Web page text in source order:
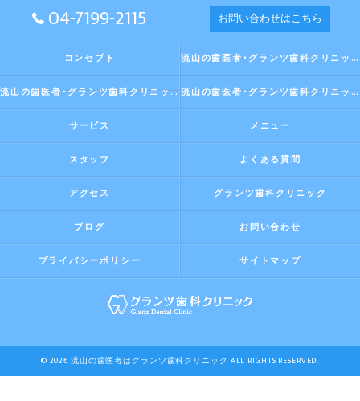
04-7199-2115 お問い合わせはこちら
コンセプト 流山の歯医者･グランツ歯科クリニックの口コミ情報
流山の歯医者･グランツ歯科クリニックの評判 流山の歯医者･グランツ歯科クリニックのお客様の声
サービス メニュー
スタッフ よくある質問
アクセス グランツ歯科クリニック
ブログ お問い合わせ
プライバシーポリシー サイトマップ
© 2026 流山の歯医者はグランツ歯科クリニック ALL RIGHTS RESERVED.